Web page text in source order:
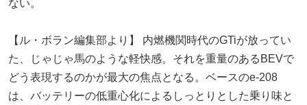
ない。
【ル・ボラン編集部より】 内燃機関時代のGTiが放ってい
た、じゃじゃ馬のような軽快感。それを重量のあるBEVで
どう表現するのかが最大の焦点となる。ベースのe-208
は、バッテリーの低重心化によるしっとりとした乗り味と